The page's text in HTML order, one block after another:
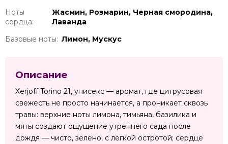
Ноты
сердца:
Жасмин, Розмарин, Черная смородина,
Лаванда
Базовые ноты: Лимон, Мускус
Описание
Xerjoff Torino 21, унисекс — аромат, где цитрусовая
свежесть не просто начинается, а проникает сквозь
травы: верхние ноты лимона, тимьяна, базилика и
мяты создают ощущение утреннего сада после
дождя — чисто, зелено, с лёгкой остротой; сердце